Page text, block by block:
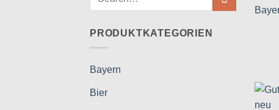
PRODUKTKATEGORIEN
Bayern
Bier